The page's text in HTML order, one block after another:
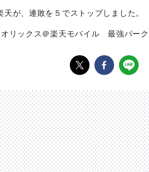
が、連敗を５でストップしました。
オリックス＠楽天モバイル 最強パー